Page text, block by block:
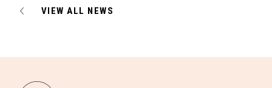
VIEW ALL NEWS